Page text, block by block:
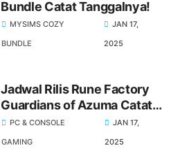
Bundle Catat Tanggalnya!
MYSIMS COZY
BUNDLE
JAN 17,
2025
Jadwal Rilis Rune Factory
Guardians of Azuma Catat
Tanggalnya!
PC & CONSOLE
GAMING
JAN 17,
2025